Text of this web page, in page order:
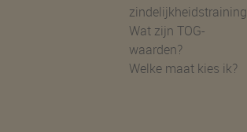
zindelijkheidstraining
Wat zijn TOG-
waarden?
Welke maat kies ik?